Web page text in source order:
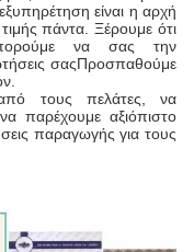
είναι η αρχή
πάντα. Ξέρουμε ότι
να σας την
σαςΠροσπαθούμε
τους πελάτες, να
παρέχουμε αξιόπιστο
παραγωγής για τους